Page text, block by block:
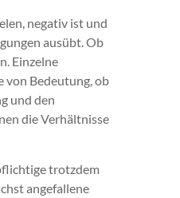
negativ ist und
ausübt. Ob
Einzelne
von Bedeutung, ob
und den
die Verhältnisse
trotzdem
angefallene